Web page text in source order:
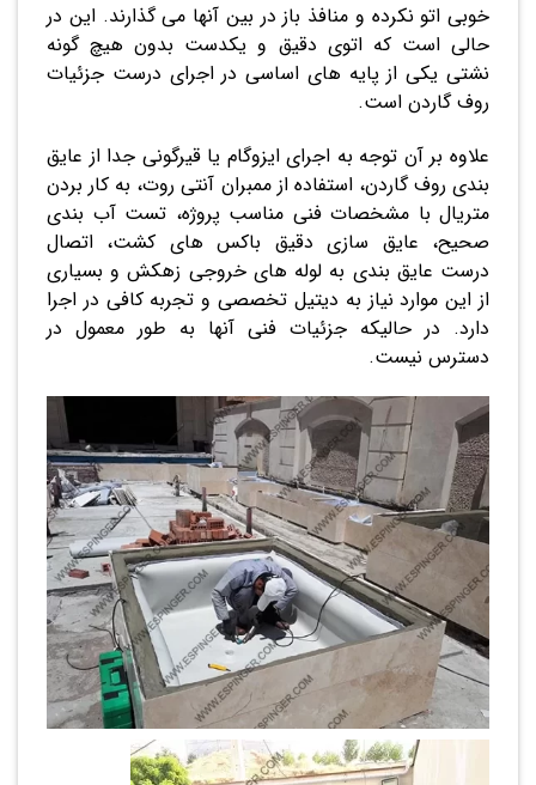
خوبی اتو نکرده و منافذ باز در بین آنها می گذارند. این در
حالی است که اتوی دقیق و یکدست بدون هیچ گونه
نشتی یکی از پایه های اساسی در اجرای درست جزئیات
روف گاردن است.
علاوه بر آن توجه به اجرای ایزوگام یا قیرگونی جدا از عایق
بندی روف گاردن، استفاده از ممبران آنتی روت، به کار بردن
متریال با مشخصات فنی مناسب پروژه، تست آب بندی
صحیح، عایق سازی دقیق باکس های کشت، اتصال
درست عایق بندی به لوله های خروجی زهکش و بسیاری
از این موارد نیاز به دیتیل تخصصی و تجربه کافی در اجرا
دارد. در حالیکه جزئیات فنی آنها به طور معمول در
دسترس نیست.